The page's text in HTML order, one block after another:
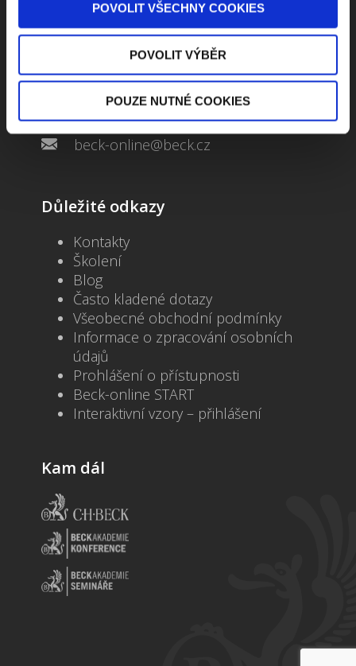
POVOLIT VŠECHNY COOKIES
POVOLIT VÝBĚR
POUZE NUTNÉ COOKIES
Kontaktuje nás
Jungmannova 34, 110 00 Praha
+420 733 661 882
beck-online@beck.cz
Důležité odkazy
Kontakty
Školení
Blog
Často kladené dotazy
Všeobecné obchodní podmínky
Informace o zpracování osobních
údajů
Prohlášení o přístupnosti
Beck-online START
Interaktivní vzory – přihlášení
Kam dál